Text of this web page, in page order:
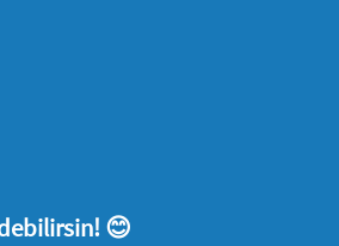
kampanyaları ile birleştirilemez.
😊